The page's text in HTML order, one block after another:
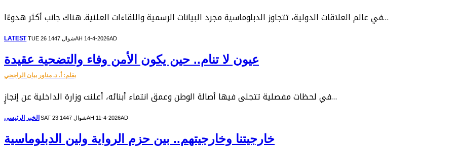
في عالم العلاقات الدولية، تتجاوز الدبلوماسية مجرد البيانات الرسمية واللقاءات العلنية. هناك جانب أكثر هدوءًا…
LATEST TUE 26 شوال 1447AH 14-4-2026AD
عيون لا تنام.. حين يكون الأمن وفاء والتضحية عقيدة
بقلم: أ. د. مناور بيان الراجحي
في لحظات مفصلية تتجلى فيها أصالة الوطن وعمق انتماء أبنائه، أعلنت وزارة الداخلية عن إنجازٍ…
الخبر الرئيسى SAT 23 شوال 1447AH 11-4-2026AD
خارجيتنا وخارجيتهم.. بين حزم الرواية ولين الدبلوماسية